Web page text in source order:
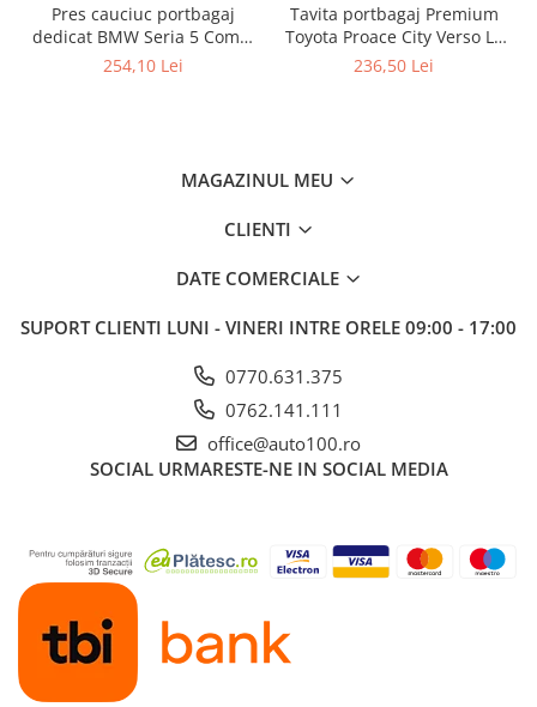
Pres cauciuc portbagaj
dedicat BMW Seria 5 Combi
G61 2024-prezent, Gledring
254,10 Lei
Tavita portbagaj Premium
Toyota Proace City Verso L2
, Citroen Berlingo 3 XL, Opel
236,50 Lei
MAGAZINUL MEU
CLIENTI
DATE COMERCIALE
SUPORT CLIENTI LUNI - VINERI INTRE ORELE 09:00 - 17:00
0770.631.375
0762.141.111
office@auto100.ro
SOCIAL URMARESTE-NE IN SOCIAL MEDIA